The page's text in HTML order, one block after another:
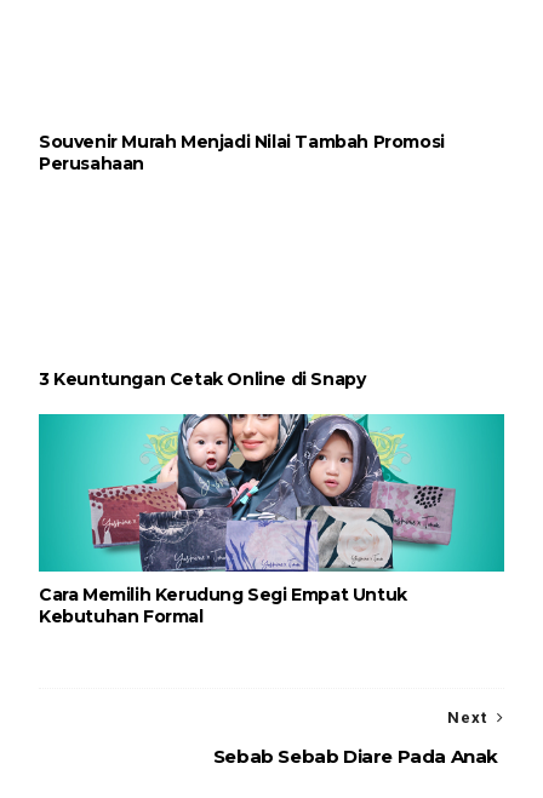
Souvenir Murah Menjadi Nilai Tambah Promosi
Perusahaan
3 Keuntungan Cetak Online di Snapy
Cara Memilih Kerudung Segi Empat Untuk
Kebutuhan Formal
Next
Sebab Sebab Diare Pada Anak